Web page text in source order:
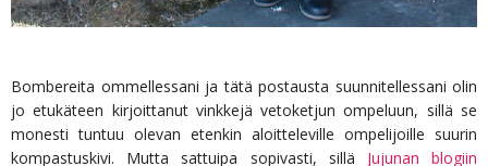
Bombereita ommellessani ja tätä postausta suunnitellessani olin
jo etukäteen kirjoittanut vinkkejä vetoketjun ompeluun, sillä se
monesti tuntuu olevan etenkin aloitteleville ompelijoille suurin
kompastuskivi. Mutta sattuipa sopivasti, sillä Jujunan blogiin